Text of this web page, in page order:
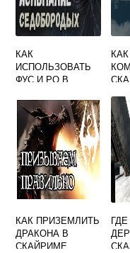
КАК
ИСПОЛЬЗОВАТЬ
ФУС И РО В
КАК ПРИЗЕМЛИТЬ
ДРАКОНА В
СКАЙРИМЕ